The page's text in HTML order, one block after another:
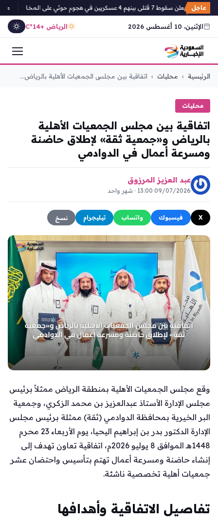
عاجل
سقوط 7 قتلى بينهم 4 عسكريين في هجوم حوثي على المخا مخزن
الإثنين، 10 أغسطس 2026 الرياض +14°C
التجاوز
الرئيسية › محليات › اتفاقية بين مجلس الجمعيات الأهلية بالرياض...
محليات
اتفاقية بين مجلس الجمعيات الأهلية
بالرياض و«جمعية ثقة» لإطلاق حاضنة
ومسرعة أعمال في الدوادمي
عبد العزيز المرزوق
09/07/2026 13:00 · شهر واحد
X فيسبوك واتساب تيليجرام نسخ
وقع مجلس الجمعيات الأهلية بمنطقة الرياض ممثلاً برئيس
مجلس الإدارة الأستاذ عبدالعزيز بن محمد الزكري، وجمعية
البر الخيرية بمحافظة الدوادمي (ثقة) ممثلة برئيس مجلس
الإدارة الدكتور بدر بن إبراهيم اليحيا، يوم الأربعاء 23 محرم
1448هـ الموافق 8 يوليو 2026م، اتفاقية تعاون تهدف إلى
إنشاء حاضنة ومسرعة أعمال تهتم بتأسيس واحتضان عشر
جمعيات أهلية تخصصية ناشئة.
تفاصيل الاتفاقية وأهدافها